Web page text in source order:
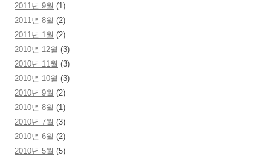
2011년 9월 (1)
2011년 8월 (2)
2011년 1월 (2)
2010년 12월 (3)
2010년 11월 (3)
2010년 10월 (3)
2010년 9월 (2)
2010년 8월 (1)
2010년 7월 (3)
2010년 6월 (2)
2010년 5월 (5)